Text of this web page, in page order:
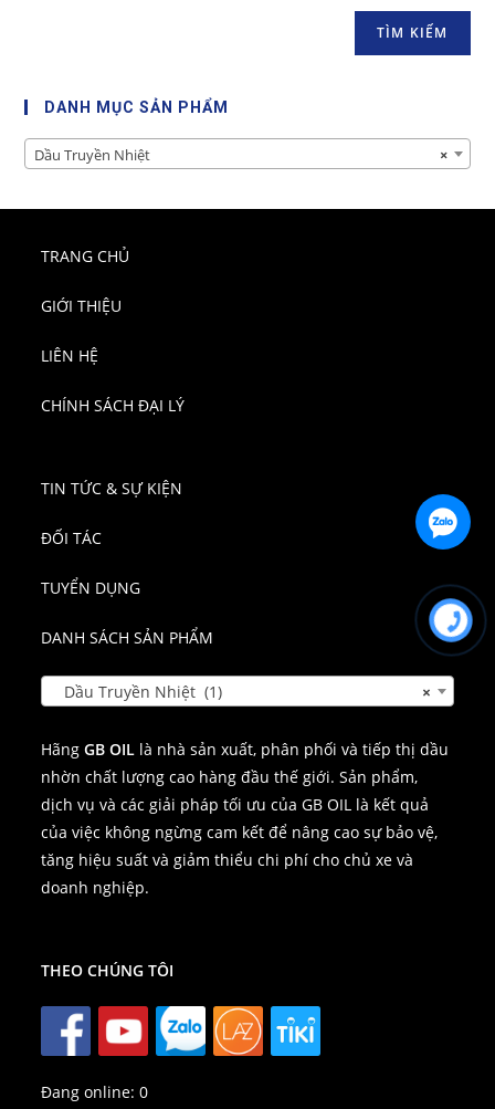
TÌM KIẾM
DANH MỤC SẢN PHẨM
×
Dầu Truyền Nhiệt
TRANG CHỦ
GIỚI THIỆU
LIÊN HỆ
CHÍNH SÁCH ĐẠI LÝ
TIN TỨC & SỰ KIỆN
ĐỐI TÁC
TUYỂN DỤNG
DANH SÁCH SẢN PHẨM
×
Dầu Truyền Nhiệt (1)
HãngGB OIL là nhà sản xuất, phân phối và tiếp thị dầu
nhờn chất lượng cao hàng đầu thế giới. Sản phẩm,
dịch vụ và các giải pháp tối ưu của GB OIL là kết quả
của việc không ngừng cam kết để nâng cao sự bảo vệ,
tăng hiệu suất và giảm thiểu chi phí cho chủ xe và
doanh nghiệp.
THEO CHÚNG TÔI
Đang online:0